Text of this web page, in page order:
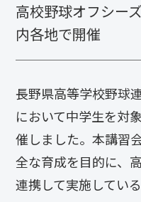
高校野球オフシー
内各地で開催
長野県高等学校野球
において中学生を対
催しました。本講習
全な育成を目的に、
連携して実施している